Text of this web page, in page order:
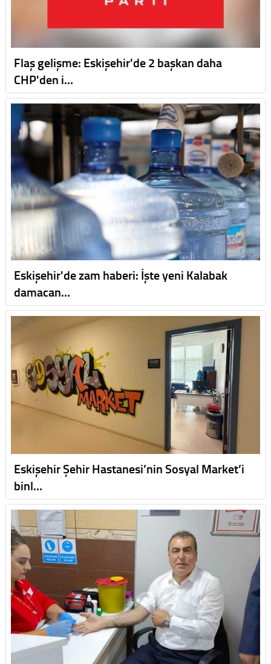
Flaş gelişme: Eskişehir'de 2 başkan daha
CHP'den i…
Eskişehir'de zam haberi: İşte yeni Kalabak
damacan…
Eskişehir Şehir Hastanesi’nin Sosyal Market’i
binl…